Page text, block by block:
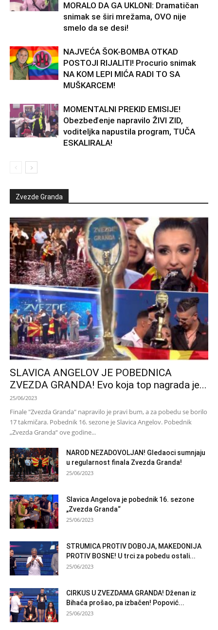
MORALO DA GA UKLONI: Dramatičan
snimak se širi mrežama, OVO nije
smelo da se desi!
NAJVEĆA ŠOK-BOMBA OTKAD
POSTOJI RIJALITI! Procurio snimak
NA KOM LEPI MIĆA RADI TO SA
MUŠKARCEM!
MOMENTALNI PREKID EMISIJE!
Obezbeđenje napravilo ŽIVI ZID,
voditeljka napustila program, TUČA
ESKALIRALA!
Zvezde Granda
SLAVICA ANGELOV JE POBEDNICA
ZVEZDA GRANDA! Evo koja top nagrada je...
25/06/2023
Finale "Zvezda Granda" napravilo je pravi bum, a za pobedu se borilo
17 takmičara. Pobednik 16. sezone je Slavica Angelov. Pobednik
„Zvezda Granda“ ove godine...
NAROD NEZADOVOLJAN! Gledaoci sumnjaju
u regularnost finala Zvezda Granda!
25/06/2023
Slavica Angelova je pobednik 16. sezone
„Zvezda Granda“
25/06/2023
STRUMICA PROTIV DOBOJA, MAKEDONIJA
PROTIV BOSNE! U trci za pobedu ostali...
25/06/2023
CIRKUS U ZVEZDAMA GRANDA! Dženan iz
Bihaća prošao, pa izbačen! Popović...
25/06/2023